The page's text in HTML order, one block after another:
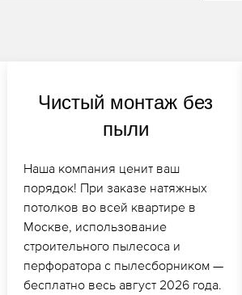
Чистый монтаж без
пыли
Наша компания ценит ваш
порядок! При заказе натяжных
потолков во всей квартире в
Москве, использование
строительного пылесоса и
перфоратора с пылесборником —
бесплатно весь август 2026 года.